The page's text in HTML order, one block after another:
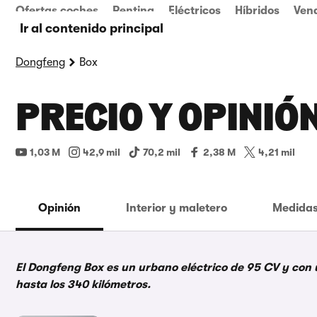
Ir al contenido principal
Ofertas coches Renting Eléctricos Híbridos
Dongfeng Box
PRECIO Y
1,03 M 42,9 mil 70,2 mil 2,38 M 4,21 mil
Opinión Interior y maletero
El Dongfeng Box es un urbano eléctrico de 95 CV y
hasta los 340 kilómetros.